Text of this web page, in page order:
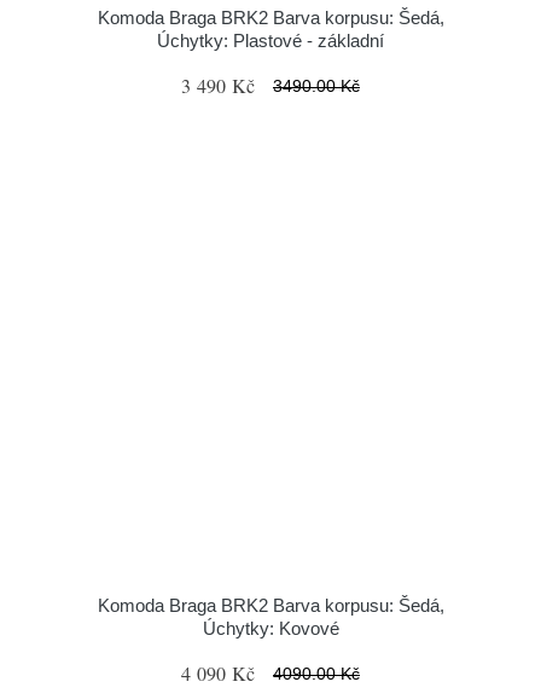
Komoda Braga BRK2 Barva korpusu: Šedá,
Úchytky: Plastové - základní
3 490 Kč 3490.00 Kč
Komoda Braga BRK2 Barva korpusu: Šedá,
Úchytky: Kovové
4 090 Kč 4090.00 Kč